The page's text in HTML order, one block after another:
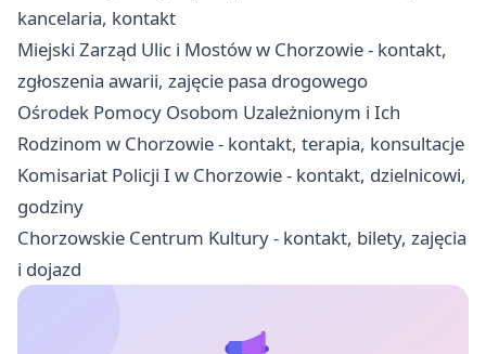
kancelaria, kontakt
Miejski Zarząd Ulic i Mostów w Chorzowie - kontakt,
zgłoszenia awarii, zajęcie pasa drogowego
Ośrodek Pomocy Osobom Uzależnionym i Ich
Rodzinom w Chorzowie - kontakt, terapia, konsultacje
Komisariat Policji I w Chorzowie - kontakt, dzielnicowi,
godziny
Chorzowskie Centrum Kultury - kontakt, bilety, zajęcia
i dojazd